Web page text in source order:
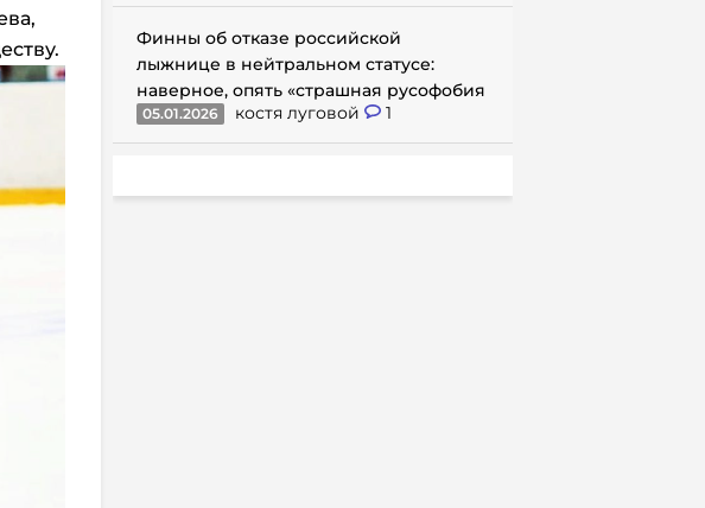
Финны об отказе российской
лыжнице в нейтральном статусе:
наверное, опять «страшная русофобия
05.01.2026 костя луговой 1